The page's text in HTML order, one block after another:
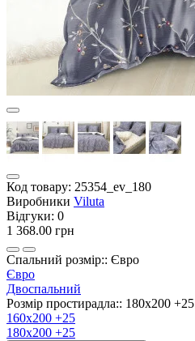
Код товару: 25354_ev_180
Виробники Viluta
Відгуки: 0
1 368.00 грн
Спальний розмір:: Євро
Євро
Двоспальний
Розмір простирадла:: 180х200 +25
160х200 +25
180х200 +25